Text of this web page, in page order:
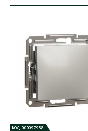
КОД: 000097958